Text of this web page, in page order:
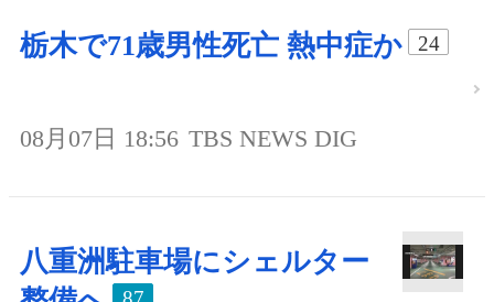
栃木で71歳男性死亡 熱中症か 24
08月07日 18:56 TBS NEWS DIG
八重洲駐車場にシェルター